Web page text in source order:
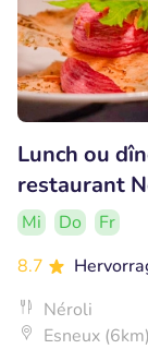
Lunch ou
restaurant
Mi Do
Fr
8.7
Néroli
Esneux (6km)